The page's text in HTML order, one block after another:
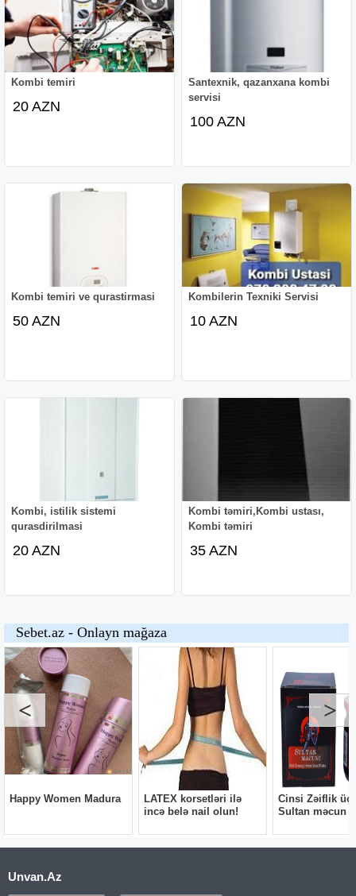
Kombi temiri
20 AZN
Santexnik, qazanxana kombi
servisi
100 AZN
Kombi temiri ve qurastirmasi
50 AZN
Kombilerin Texniki Servisi
10 AZN
Kombi, istilik sistemi
qurasdirilmasi
20 AZN
Kombi təmiri,Kombi ustası,
Kombi təmiri
35 AZN
Unvan.Az